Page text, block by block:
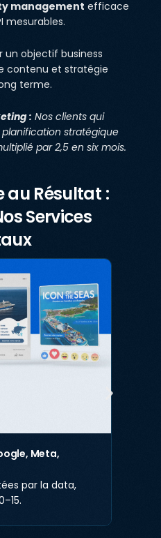
management efficace
mesurables.
un objectif business
contenu et stratégie
terme.
: Nos clients qui
stratégique
par 2,5 en six mois.
au Résultat :
Services
Meta,
par la data,